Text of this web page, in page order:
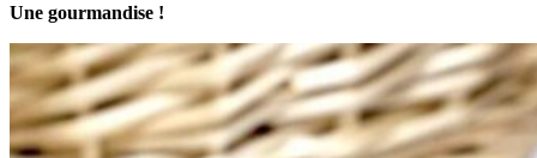
Une gourmandise !